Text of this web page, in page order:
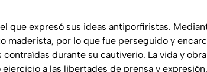
que expresó sus ideas antiporfiristas.
maderista, por lo que fue perseguido y
contraídas durante su cautiverio. La vida y
a las libertades de prensa y expresión.